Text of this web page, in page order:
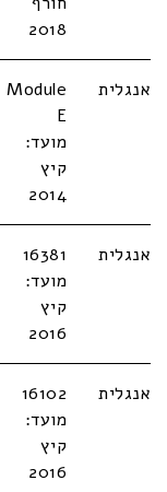
2018
אנגלית
Module
E
מועד:
קיץ
2014
אנגלית
16381
מועד:
קיץ
2016
אנגלית
16102
מועד:
קיץ
2016